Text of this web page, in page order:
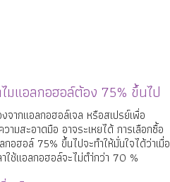
มแอลกอฮอล์ต้อง 75% ขึ้นไป
งจากแอลกอฮอล์เจล หรือสเปรย์เพื่อ
วามสะอาดมือ อาจระเหยได้ การเลือกซื้อ
กอฮอล์ 75% ขึ้นไปจะทำให้มั่นใจได้ว่าเมื่อ
าใช้แอลกอฮอล์จะไม่ตำ่กว่า 70 %